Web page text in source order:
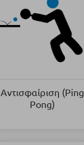
Αντισφαίριση (Ping
Pong)